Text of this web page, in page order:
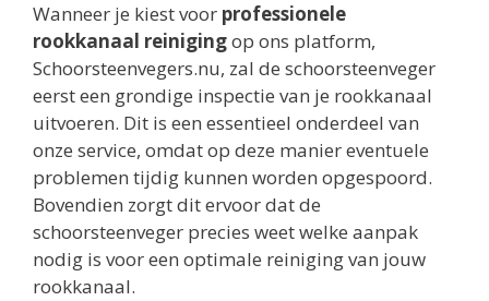
Wanneer je kiest voor professionele
rookkanaal reinigingop ons platform,
Schoorsteenvegers.nu, zal de schoorsteenveger
eerst een grondige inspectie van je rookkanaal
uitvoeren. Dit is een essentieel onderdeel van
onze service, omdat op deze manier eventuele
problemen tijdig kunnen worden opgespoord.
Bovendien zorgt dit ervoor dat de
schoorsteenveger precies weet welke aanpak
nodig is voor een optimale reiniging van jouw
rookkanaal.